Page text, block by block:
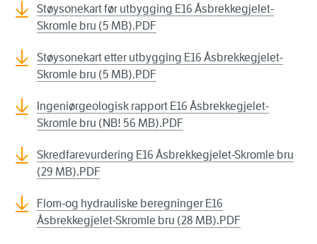
Støysonekart før utbygging E16 Åsbrekkegjelet-
Skromle bru (5 MB).PDF
Støysonekart etter utbygging E16 Åsbrekkegjelet-
Skromle bru (5 MB).PDF
Ingeniørgeologisk rapport E16 Åsbrekkegjelet-
Skromle bru (NB! 56 MB).PDF
Skredfarevurdering E16 Åsbrekkegjelet-Skromle bru
(29 MB).PDF
Flom-og hydrauliske beregninger E16
Åsbrekkegjelet-Skromle bru (28 MB).PDF